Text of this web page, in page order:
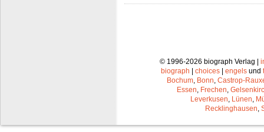
© 1996-2026 biograph Verlag |
biograph | choices | engels und
Bochum Bonn Castrop-
Essen Frechen
Leverkusen Lünen
Recklinghausen